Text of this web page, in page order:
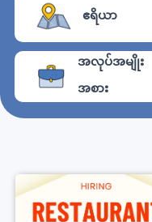
ဧရိယာ
အလုပ်အမျိုး
အစား